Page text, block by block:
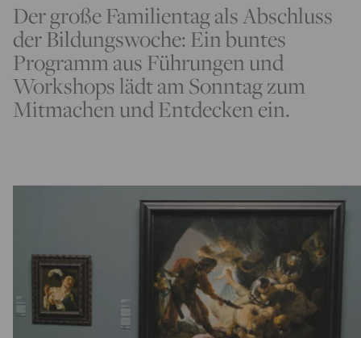
Der große Familientag als Abschluss
der Bildungswoche: Ein buntes
Programm aus Führungen und
Workshops lädt am Sonntag zum
Mitmachen und Entdecken ein.